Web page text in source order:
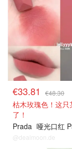
€33.81 €48.30
枯木玫瑰色！这只
了！
Prada 哑光口红
@dealmoon.de